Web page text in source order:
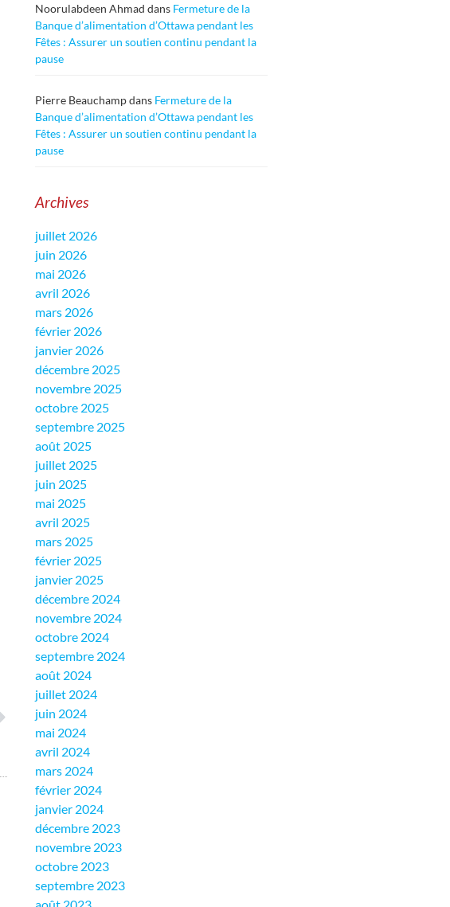
Noorulabdeen Ahmad dans Fermeture de la
Banque d’alimentation d’Ottawa pendant les
Fêtes : Assurer un soutien continu pendant la
pause
Pierre Beauchampdans Fermeture de la
Banque d’alimentation d’Ottawa pendant les
Fêtes : Assurer un soutien continu pendant la
pause
Archives
juillet 2026
juin 2026
mai 2026
avril 2026
mars 2026
février 2026
janvier 2026
décembre 2025
novembre 2025
octobre 2025
septembre 2025
août 2025
juillet 2025
juin 2025
mai 2025
avril 2025
mars 2025
février 2025
janvier 2025
décembre 2024
novembre 2024
octobre 2024
septembre 2024
août 2024
juillet 2024
juin 2024
mai 2024
avril 2024
mars 2024
février 2024
janvier 2024
décembre 2023
novembre 2023
octobre 2023
septembre 2023